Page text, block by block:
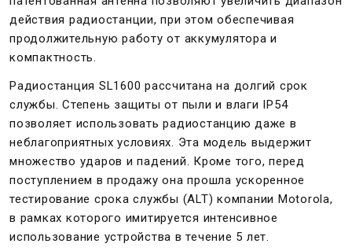
действия радиостанции, при этом обеспечивая
продолжительную работу от аккумулятора и
компактность.
Радиостанция SL1600 рассчитана на долгий срок
службы. Степень защиты от пыли и влаги IP54
позволяет использовать радиостанцию даже в
неблагоприятных условиях. Эта модель выдержит
множество ударов и падений. Кроме того, перед
поступлением в продажу она прошла ускоренное
тестирование срока службы (ALT) компании Motorola,
в рамках которого имитируется интенсивное
использование устройства в течение 5 лет.